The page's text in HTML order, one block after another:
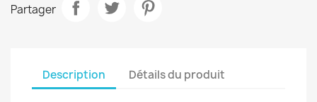
Partager
Description Détails du produit